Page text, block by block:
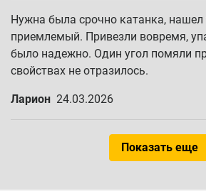
Нужна была срочно катанка, нашел
приемлемый. Привезли вовремя,
было надежно. Один угол помяли
свойствах не отразилось.
Ларион 24.03.2026
Показать еще